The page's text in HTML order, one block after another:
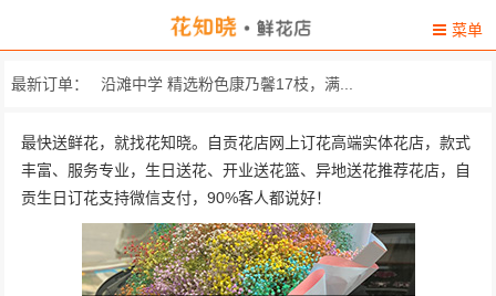
菜单
最新订单： 沿滩中学 精选粉色康乃馨17枝，满...
富顺县千盛广场二楼 精选11枝红玫瑰，搭配黄...
最快送鲜花，就找花知晓。自贡花店网上订花高端实体花店，款式
丰富、服务专业，生日送花、开业送花篮、异地送花推荐花店，自
贡生日订花支持微信支付，90%客人都说好！